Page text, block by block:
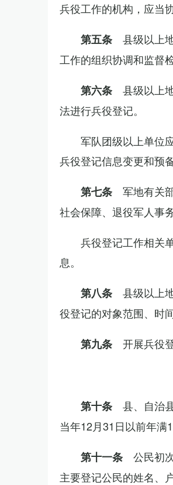
兵役工作的机构，应当
第五条 县级以上
工作的组织协调和监督检
第六条 县级以上
法进行兵役登记。
军队团级以上单位
兵役登记信息变更和预
第七条 军地有关
社会保障、退役军人事
兵役登记工作相关
息。
第八条 县级以上
役登记的对象范围、时
第九条 开展兵役
第十条 县、自治
当年12月31日以前年满
第十一条 公民初
主要登记公民的姓名、